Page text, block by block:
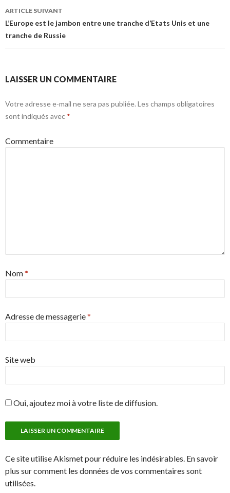
ARTICLE SUIVANT
L’Europe est le jambon entre une tranche d’Etats Unis et une
tranche de Russie
LAISSER UN COMMENTAIRE
Votre adresse e-mail ne sera pas publiée. Les champs obligatoires
sont indiqués avec *
Commentaire
Nom*
Adresse de messagerie*
Site web
Oui, ajoutez moi à votre liste de diffusion.
Ce site utilise Akismet pour réduire les indésirables. En savoir
plus sur comment les données de vos commentaires sont
utilisées.